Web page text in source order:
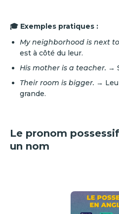
🎓 Exemples pratiques :
My neighborhood is next
est à côté du leur.
His mother is a teacher. →
Their room is bigger. →
grande.
Le pronom
un nom